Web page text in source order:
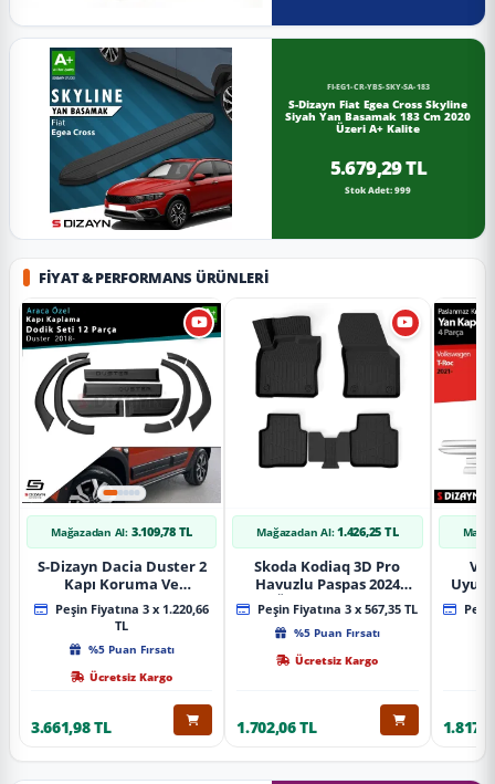
FI-EG1-CR-YBS-SKY-SA-183
S-Dizayn Fiat Egea Cross Skyline
Siyah Yan Basamak 183 Cm 2020
Üzeri A+ Kalite
5.679,29 TL
Stok Adet: 999
FIYAT & PERFORMANS ÜRÜNLERI
Mağazadan Al: 3.109,78 TL
S-Dizayn Dacia Duster 2
Kapı Koruma Ve
Çamurluk Kaplaması
Dodik Seti 2018 Üzeri A+
Kalite
Peşin Fiyatına 3 x 1.220,66
TL
%5 Puan Fırsatı
Ücretsiz Kargo
3.661,98 TL
Mağazadan Al: 1.426,25 TL
Skoda Kodiaq 3D Pro
Havuzlu Paspas 2024
Üzeri A+ Kalite
Peşin Fiyatına 3 x 567,35 TL
%5 Puan Fırsatı
Ücretsiz Kargo
1.702,06 TL
Yan